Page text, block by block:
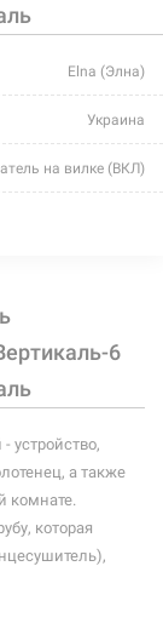
Elna (Элна)
Украина
на вилке (ВКЛ)
655 мм
65 Вт
поворотный
универсальный
6
устройство,
а также
комнате.
которая